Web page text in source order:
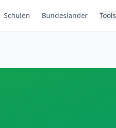
Schulen Bundesländer Tools